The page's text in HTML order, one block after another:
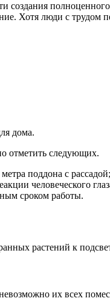
Хотя люди с трудом
дома.
отметить следующих.
поддона с рассадой;
человеческого
сроком работы.
растений к
их всех